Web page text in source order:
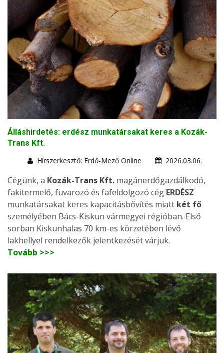
Álláshirdetés: erdész munkatársakat keres a Kozák-
Trans Kft.
Hírszerkesztő: Erdő-Mező Online
2026.03.06.
Cégünk, a Kozák-Trans Kft. magánerdőgazdálkodó,
fakitermelő, fuvarozó és fafeldolgozó cég ERDÉSZ
munkatársakat keres kapacitásbővítés miatt két fő
személyében Bács-Kiskun vármegyei régióban. Első
sorban Kiskunhalas 70 km-es körzetében lévő
lakhellyel rendelkezők jelentkezését várjuk.
Tovább >>>